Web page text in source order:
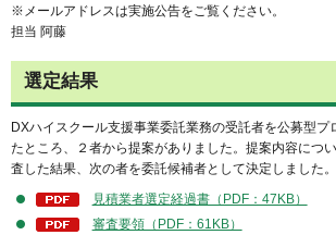
※メールアドレスは実施公告をご覧ください。
担当 阿藤
選定結果
DXハイスクール支援事業委託業務の受託者を公募型プ
たところ、２者から提案がありました。提案内容につ
査した結果、次の者を委託候補者として決定しました。
見積業者選定経過書（PDF：47KB）
審査要領（PDF：61KB）